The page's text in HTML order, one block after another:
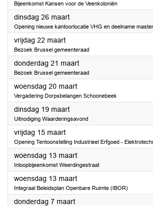
Bijeenkomst Kansen voor de Veenkoloniën
dinsdag 26 maart2024
Opening nieuwe kantoorlocatie VHG en deelname
vrijdag 22 maart2024
Bezoek Brussel gemeenteraad
donderdag 21 maart2024
Bezoek Brussel gemeenteraad
woensdag 20 maart2024
Vergadering Dorpsbelangen Schoonebeek
dinsdag 19 maart2024
Uitnodiging Waarderingsavond
vrijdag 15 maart2024
Opening Tentoonstelling Industrieel Erfgoed -
woensdag 13 maart2024
Inloopbijeenkomst Weerdingestraat
woensdag 13 maart2024
Integraal Beleidsplan Openbare Ruimte (IBOR)
donderdag 7 maart2024